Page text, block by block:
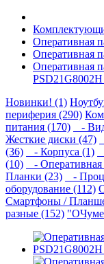
Оперативная
Оперативная
Оперативная
Новинки! (1)
периферия (290)
питания (170)
-
Жесткие диски (47)
(36)
- Корпуса (1)
(10)
- Оперативная
Планки (23)
-
оборудование (112)
Смартфоны /
разные (152)